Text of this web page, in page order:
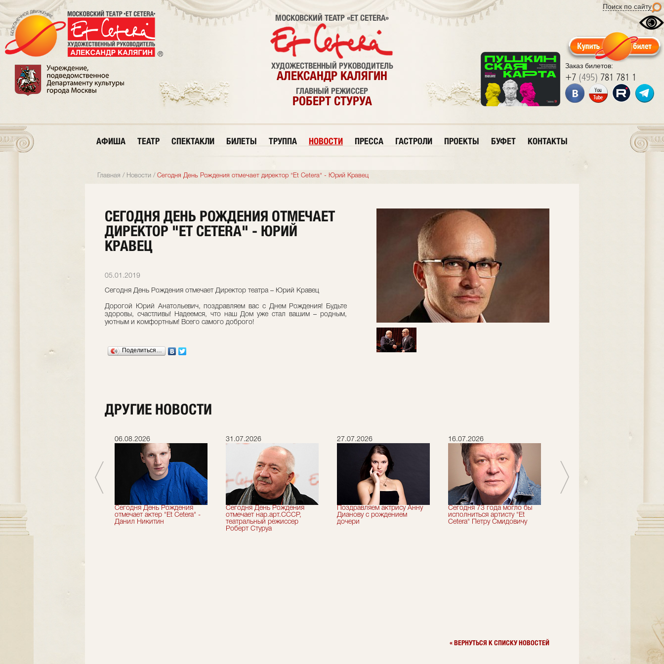
Поиск по сайту
Заказ билетов:
+7 (495) 781 781 1
МОСКОВСКИЙ ТЕАТР «ET CETERA»
ХУДОЖЕСТВЕННЫЙ РУКОВОДИТЕЛЬ
АЛЕКСАНДР КАЛЯГИН
ГЛАВНЫЙ РЕЖИССЕР
РОБЕРТ СТУРУА
АФИША ТЕАТР СПЕКТАКЛИ БИЛЕТЫ ТРУППА НОВОСТИ ПРЕССА ГАСТРОЛИ ПРОЕКТЫ БУФЕТ КОНТАКТЫ
Главная / Новости / Сегодня День Рождения отмечает директор "Et Cetera" - Юрий Кравец
СЕГОДНЯ ДЕНЬ РОЖДЕНИЯ ОТМЕЧАЕТ
ДИРЕКТОР "ET CETERA" - ЮРИЙ
КРАВЕЦ
05.01.2019
Сегодня День Рождения отмечает Директор театра – Юрий Кравец
Дорогой Юрий Анатольевич, поздравляем вас с Днем Рождения! Будьте
здоровы, счастливы! Надеемся, что наш Дом уже стал вашим – родным,
уютным и комфортным! Всего самого доброго!
Поделиться…
ДРУГИЕ НОВОСТИ
театральный сезон!
06.08.2026
Сегодня День Рождения
отмечает актер "Et Cetera" -
Данил Никитин
31.07.2026
Сегодня День Рождения
отмечает нар.арт.СССР,
театральный режиссер
Роберт Стуруа
27.07.2026
Поздравляем актрису Анну
Дианову с рождением
дочери
16.07.2026
Сегодня 73 года могло бы
исполниться артисту "Et
Cetera" Петру Смидовичу
отмечает актер "Et Cetera" -
« ВЕРНУТЬСЯ К СПИСКУ НОВОСТЕЙ